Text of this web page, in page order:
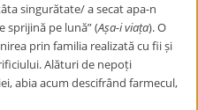
singurătate/ a secat apa-n
sprijină pe lună” (Așa-i viața). O
prin familia realizată cu fii și
Alături de nepoți
abia acum descifrând farmecul,